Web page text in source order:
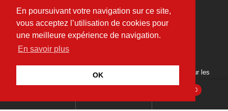
En poursuivant votre navigation sur ce site,
vous acceptez l’utilisation de cookies pour
une meilleure expérience de navigation.
En savoir plus
OK
(+33) 09 75 95 49 40
contact@pnsudmodelisme.com
Découvrez toutes nos dernières actualités et suivez-nous sur les
pour :
0